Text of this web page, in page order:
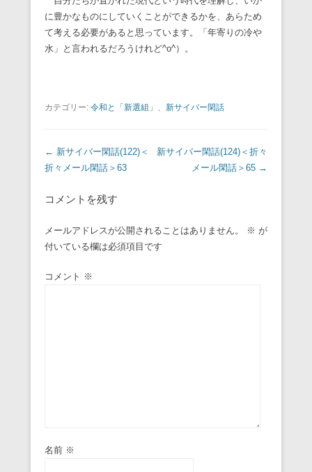
に豊かなものにしていくことができるかを、あらため
て考える必要があると思っています。「年寄りの冷や
水」と言われるだろうけれど^o^）。
カテゴリー: 令和と「新選組」 、 新サイバー閑話
投稿ナビゲーション
← 新サイバー閑話(122)＜
折々メール閑話＞63
新サイバー閑話(124)＜折々
メール閑話＞65 →
コメントを残す
メールアドレスが公開されることはありません。 ※ が
付いている欄は必須項目です
コメント ※
名前 ※